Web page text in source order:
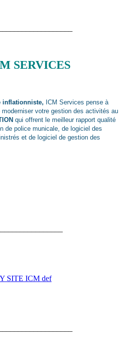
SERVICES
inflationniste, ICM Services pense à
votre gestion des activités au
qui offrent le meilleur rapport qualité
de police municale, de logiciel des
et de logiciel de gestion des